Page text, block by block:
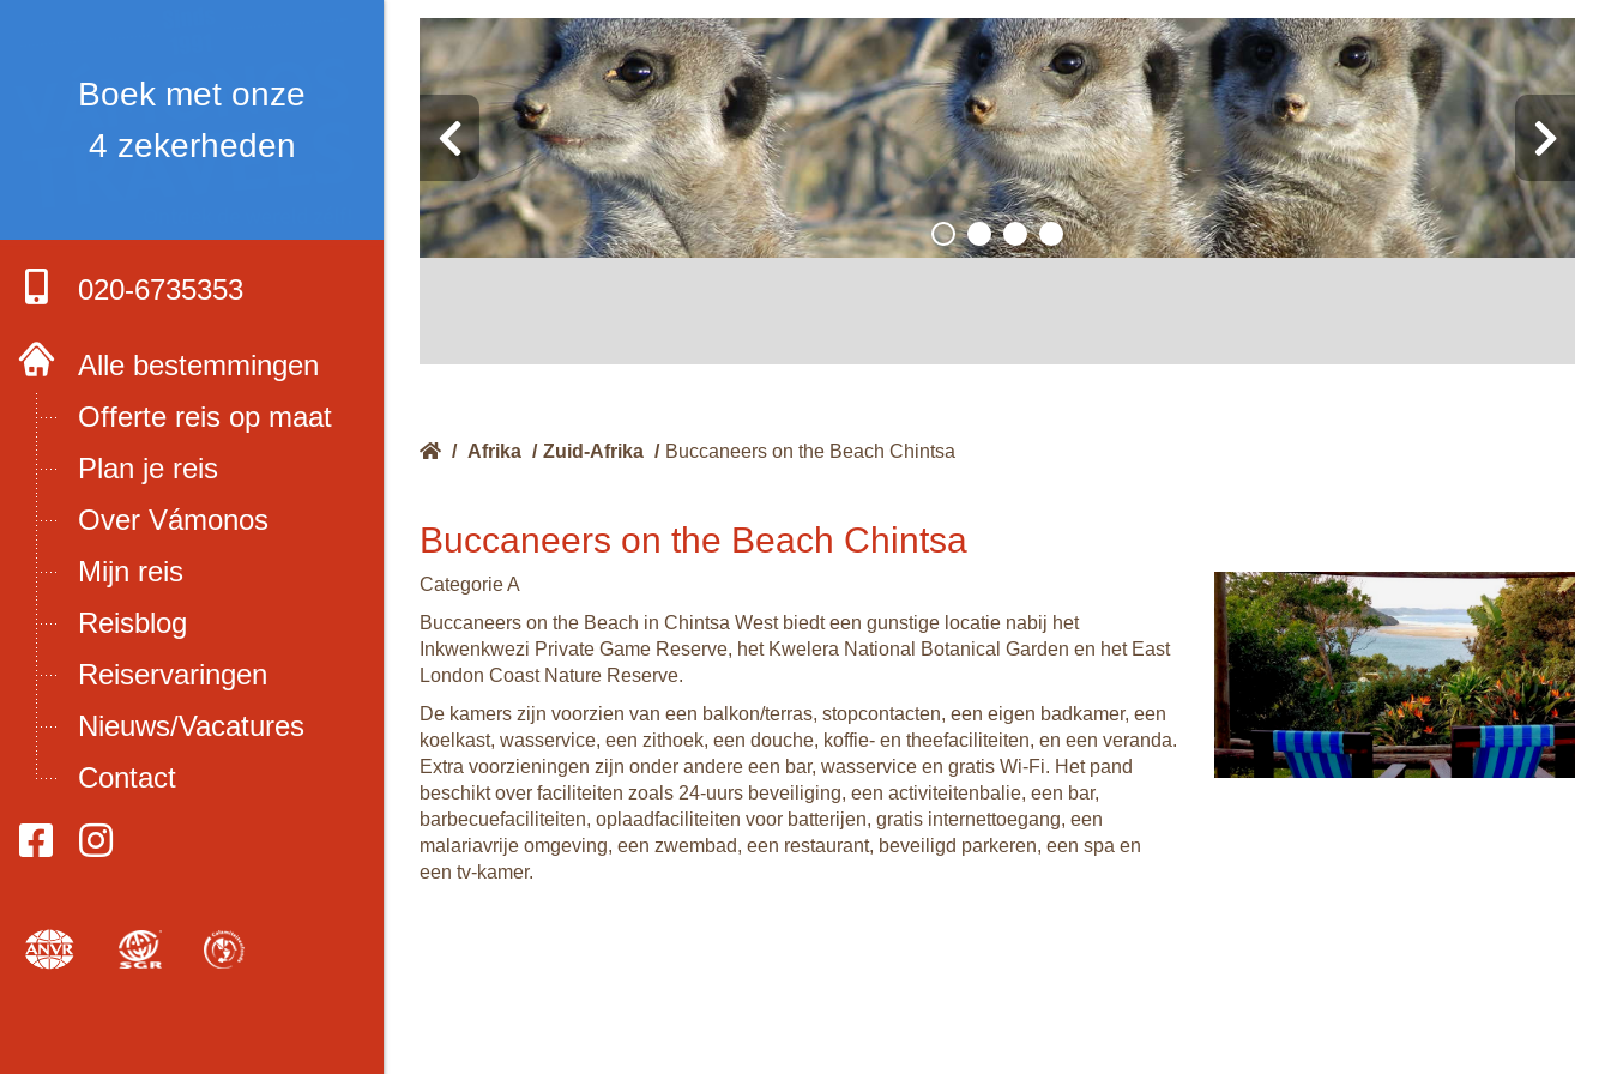
Boek met onze
4 zekerheden
020-6735353
Alle bestemmingen
Offerte reis op maat
Plan je reis
Over Vámonos
Mijn reis
Reisblog
Reiservaringen
Nieuws/Vacatures
Contact
/ Afrika / Zuid-Afrika / Buccaneers on the Beach Chintsa
Buccaneers on the Beach Chintsa
Categorie A
Buccaneers on the Beach in Chintsa West biedt een gunstige locatie nabij het
Inkwenkwezi Private Game Reserve, het Kwelera National Botanical Garden en het East
London Coast Nature Reserve.
De kamers zijn voorzien van een balkon/terras, stopcontacten, een eigen badkamer, een
koelkast, wasservice, een zithoek, een douche, koffie- en theefaciliteiten, en een veranda.
Extra voorzieningen zijn onder andere een bar, wasservice en gratis Wi-Fi. Het pand
beschikt over faciliteiten zoals 24-uurs beveiliging, een activiteitenbalie, een bar,
barbecuefaciliteiten, oplaadfaciliteiten voor batterijen, gratis internettoegang, een
malariavrije omgeving, een zwembad, een restaurant, beveiligd parkeren, een spa en
een tv-kamer.